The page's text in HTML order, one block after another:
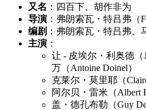
又名 ：四百下、胡作非为
导演 ：弗朗索瓦・特吕弗（
编剧 ：弗朗索瓦・特吕弗、
主演 ：
让 - 皮埃尔・利奥德（
万（Antoine Doinel）
克莱尔・莫里耶（
阿尔贝・雷米（Albert
盖・德孔布勒（Guy